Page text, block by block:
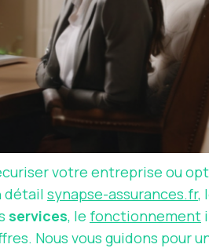
votre entreprise ou
détail synapse-assurances.fr,
services, le fonctionnement
Nous vous guidons pour